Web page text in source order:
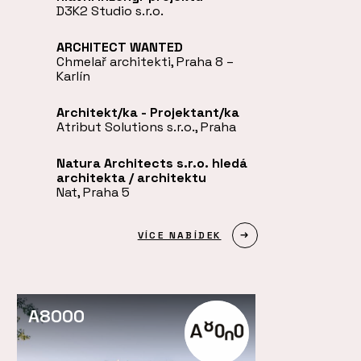
D3K2 Studio s.r.o.
ARCHITECT WANTED
Chmelař architekti, Praha 8 –
Karlín
Architekt/ka - Projektant/ka
Atribut Solutions s.r.o., Praha
Natura Architects s.r.o. hledá
architekta / architektu
Nat, Praha 5
VÍCE NABÍDEK
A8000